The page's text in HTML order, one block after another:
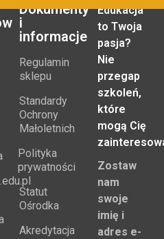
Dokumenty
i
informacje
Regulamin
sklepu
Standardy
Ochrony
Małoletnich
Polityka
prywatności
Statut
Ośrodka
Akredytacja
Edukacja
to Twoja
pasja?
Nie
przegap
szkoleń,
które
mogą Cię
Zostaw
nam
swoje
imię i
adres e-